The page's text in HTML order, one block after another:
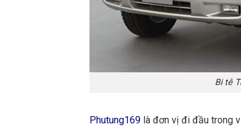
Bi tê
Phutung169 là đơn vị đi đầu trong